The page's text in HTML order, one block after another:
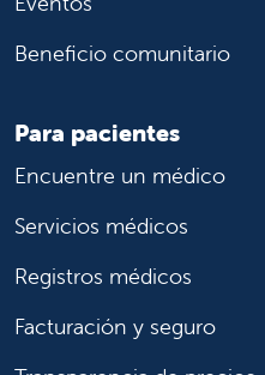
Beneficio comunitario
Para pacientes
Encuentre un médico
Servicios médicos
Registros médicos
Facturación y seguro